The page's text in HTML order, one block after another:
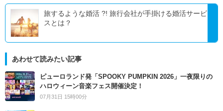
旅するような婚活 ?! 旅行会社が手掛ける婚活サービ
スとは？
あわせて読みたい記事
ピューロランド発「SPOOKY PUMPKIN 2026」一夜限りの
ハロウィーン音楽フェス開催決定！
07月31日 15時00分